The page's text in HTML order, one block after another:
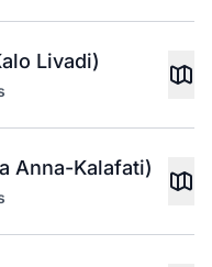
Livadi)
Anna-Kalafati)